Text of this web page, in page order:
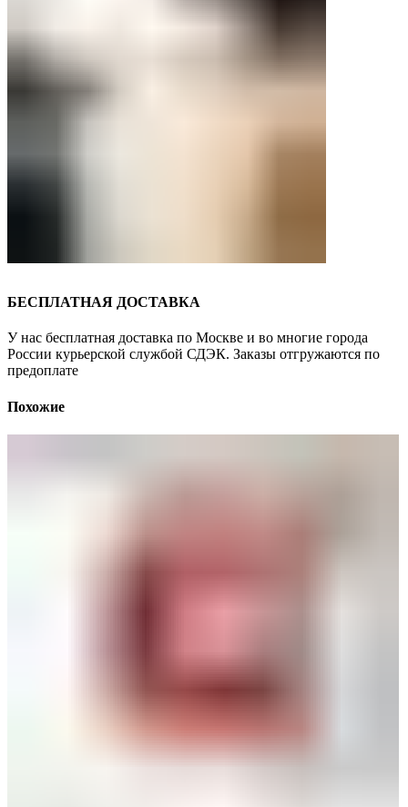
БЕСПЛАТНАЯ ДОСТАВКА
У нас бесплатная доставка по Москве и во многие города
России курьерской службой СДЭК. Заказы отгружаются по
предоплате
Похожие